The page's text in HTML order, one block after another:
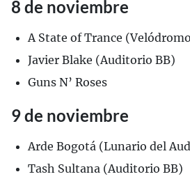
8 de noviembre
A State of Trance
Javier Blake (Auditorio BB)
Guns N’ Roses
9 de noviembre
Arde Bogotá (Lunario del
Tash Sultana (Auditorio BB)